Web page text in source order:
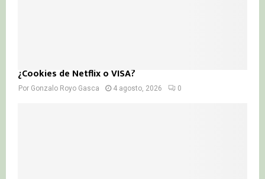
¿Cookies de Netflix o VISA?
Por Gonzalo Royo Gasca 4 agosto, 2026 0